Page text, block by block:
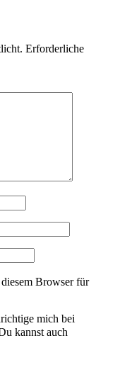
Erforderliche
Browser für
mich bei
kannst auch